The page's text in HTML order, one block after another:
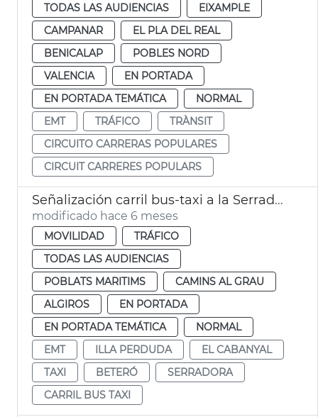
TODAS LAS AUDIENCIAS
EIXAMPLE
CAMPANAR
EL PLA DEL REAL
BENICALAP
POBLES NORD
VALENCIA
EN PORTADA
EN PORTADA TEMÁTICA
NORMAL
EMT
TRÁFICO
TRÀNSIT
CIRCUITO CARRERAS POPULARES
CIRCUIT CARRERES POPULARS
Señalización carril bus-taxi a la Serradora València
modificado hace 6 meses
MOVILIDAD
TRÁFICO
TODAS LAS AUDIENCIAS
POBLATS MARITIMS
CAMINS AL GRAU
ALGIROS
EN PORTADA
EN PORTADA TEMÁTICA
NORMAL
EMT
ILLA PERDUDA
EL CABANYAL
TAXI
BETERÓ
SERRADORA
CARRIL BUS TAXI